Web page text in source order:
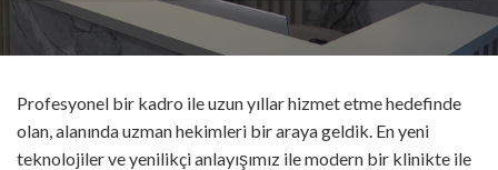
Profesyonel bir kadro ile uzun yıllar hizmet etme hedefinde
olan, alanında uzman hekimleri bir araya geldik. En yeni
teknolojiler ve yenilikçi anlayışımız ile modern bir klinikte ile